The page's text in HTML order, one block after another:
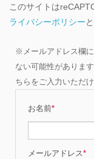
このサイトは
ライバシーポリシーと
※メールアドレス欄
ない可能性がありま
ちらをご入力いただ
お名前*
メールアドレス*